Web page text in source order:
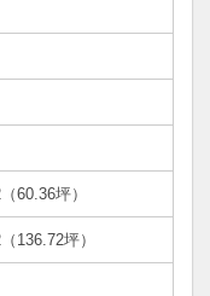
60.36坪）
（136.72坪）